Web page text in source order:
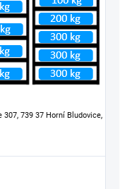
739 37 Horní Bludovice,